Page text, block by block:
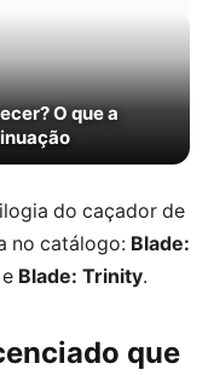
O que a
do caçador de
no catálogo: Blade:
e Blade: Trinity.
que